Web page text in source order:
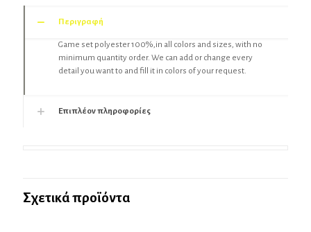
Περιγραφή
Game set polyester 100%,in all colors and sizes, with no
minimum quantity order. We can add or change every
detail you want to and fill it in colors of your request.
Επιπλέον πληροφορίες
Σχετικά προϊόντα